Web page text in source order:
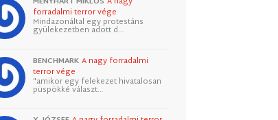
forradalmi terror vége
Mindazonáltal egy protestáns
gyülekezetben adott d…
BENCHMARK A nagy forradalmi
terror vége
"amikor egy felekezet hivatalosan
püspökké választ…